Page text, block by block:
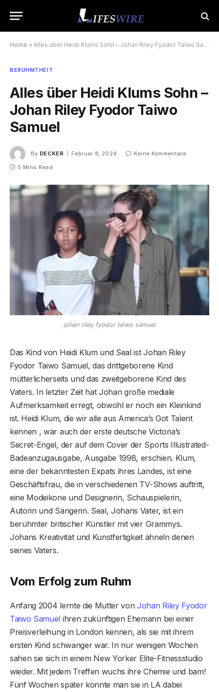
Home » Alles über Heidi Klums Sohn – Johan Riley Fyodor Taiwo Samuel
BERÜHMTHEIT
Alles über Heidi Klums Sohn –
Johan Riley Fyodor Taiwo
Samuel
By DECKER Februar 8, 2024
Keine Kommentare
5 Mins Read
johan riley fyodor taiwo samuel
Das Kind von Heidi Klum und Seal ist Johan Riley
Fyodor Taiwo Samuel, das drittgeborene Kind
mütterlicherseits und das zweitgeborene Kind des
Vaters. In letzter Zeit hat Johan große mediale
Aufmerksamkeit erregt, obwohl er noch ein Kleinkind
ist. Heidi Klum, die wir alle aus America’s Got Talent
kennen , war auch der erste deutsche Victoria’s
Secret-Engel, der auf dem Cover der Sports Illustrated-
Badeanzugausgabe, Ausgabe 1998, erschien. Klum,
eine der bekanntesten Expats ihres Landes, ist eine
Geschäftsfrau, die in verschiedenen TV-Shows auftritt,
eine Modeikone und Designerin, Schauspielerin,
Autorin und Sängerin. Seal, Johans Vater, ist ein
berühmter britischer Künstler mit vier Grammys.
Johans Kreativität und Kunstfertigkeit ähneln denen
seines Vaters.
Vom Erfolg zum Ruhm
Anfang 2004 lernte die Mutter vonJohan Riley Fyodor
Taiwo Samuel ihren zukünftigen Ehemann bei einer
Preisverleihung in London kennen, als sie mit ihrem
ersten Kind schwanger war. In nur wenigen Wochen
sahen sie sich in einem New Yorker Elite-Fitnessstudio
wieder. Mit jedem Treffen wuchs ihre Chemie und bam!
Fünf Wochen später konnte man sie in LA dabei